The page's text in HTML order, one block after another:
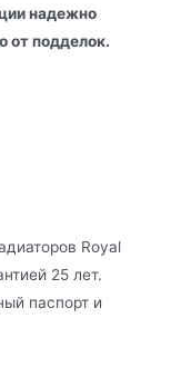
надежно
от подделок.
Royal
25 лет.
паспорт и